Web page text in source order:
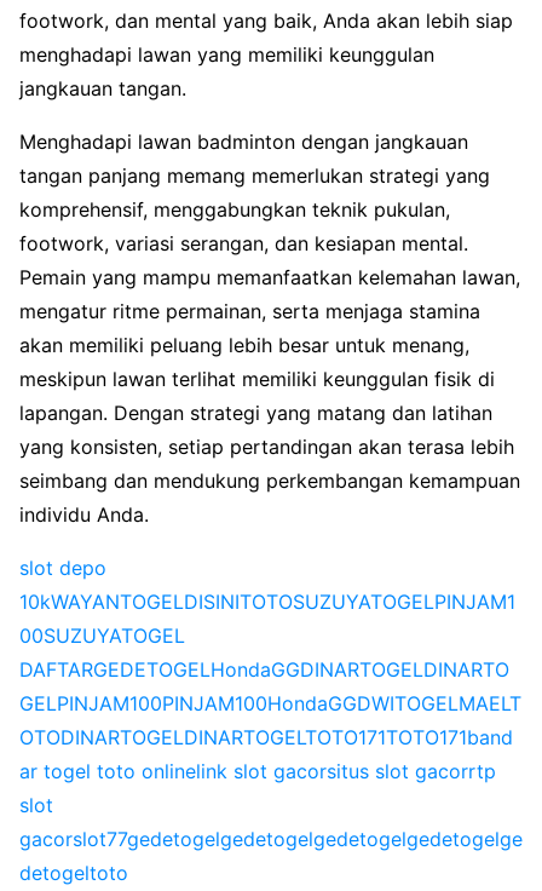
footwork, dan mental yang baik, Anda akan lebih siap
menghadapi lawan yang memiliki keunggulan
jangkauan tangan.
Menghadapi lawan badminton dengan jangkauan
tangan panjang memang memerlukan strategi yang
komprehensif, menggabungkan teknik pukulan,
footwork, variasi serangan, dan kesiapan mental.
Pemain yang mampu memanfaatkan kelemahan lawan,
mengatur ritme permainan, serta menjaga stamina
akan memiliki peluang lebih besar untuk menang,
meskipun lawan terlihat memiliki keunggulan fisik di
lapangan. Dengan strategi yang matang dan latihan
yang konsisten, setiap pertandingan akan terasa lebih
seimbang dan mendukung perkembangan kemampuan
individu Anda.
slot depo
10kWAYANTOGELDISINITOTOSUZUYATOGELPINJAM1
00SUZUYATOGEL
DAFTARGEDETOGELHondaGGDINARTOGELDINARTO
GELPINJAM100PINJAM100HondaGGDWITOGELMAELT
OTODINARTOGELDINARTOGELTOTO171TOTO171band
ar togel toto onlinelink slot gacorsitus slot gacorrtp
slot
gacorslot77gedetogelgedetogelgedetogelgedetogelge
detogeltoto